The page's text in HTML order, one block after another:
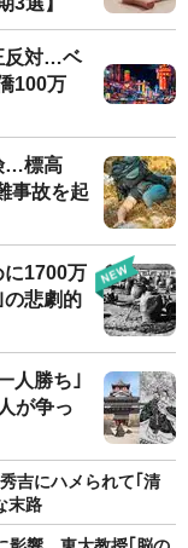
反対…ベ
100万
…標高
事故を起
に1700万
悲劇的
人勝ち｣
が争っ
吉にハメられて｢清
末路